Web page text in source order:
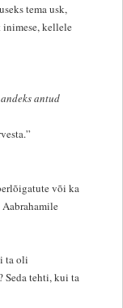
tema usk,
inimese, kellele
antud
või ka
ta oli
Seda tehti, kui ta